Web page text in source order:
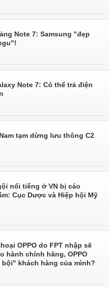
Note 7: Samsung "đẹp
Note 7: Có thể trả điện
tạm dừng lưu thông C2
nổi tiếng ở VN bị cáo
Cục Dược và Hiệp hội Mỹ
OPPO do FPT nhập sẽ
hành chính hãng, OPPO
bội" khách hàng của mình?